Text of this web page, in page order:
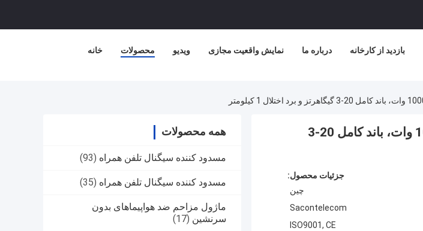
خانه محصولات ویدیو نمایش واقعیت مجازی درباره ما بازدید از کارخانه
همه محصولات
مسدود کننده سیگنال تلفن همراه (93)
مسدود کننده سیگنال تلفن همراه (35)
ماژول مزاحم ضد هواپیماهای بدون
سرنشین (17)
دستگاه اختلال‌گر بمب کاروان خودروی DDS با توان خروجی 1000 وات، باند کامل 20-3
جزئیات محصول:
چین
Sacontelecom
ISO9001, CE